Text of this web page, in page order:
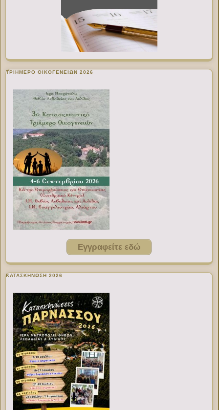
ΤΡΙΗΜΕΡΟ ΟΙΚΟΓΕΝΕΙΩΝ 2026
Εγγραφείτε εδώ
ΚΑΤΑΣΚΗΝΩΣΗ 2026